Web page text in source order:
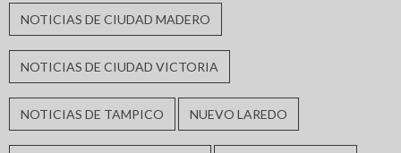
NOTICIAS DE CIUDAD MADERO
NOTICIAS DE CIUDAD VICTORIA
NOTICIAS DE TAMPICO NUEVO LAREDO